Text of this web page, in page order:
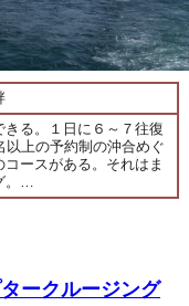
る。１日に６～７往復
以上の予約制の沖合めぐ
ースがある。それはま
。…
ークルージング